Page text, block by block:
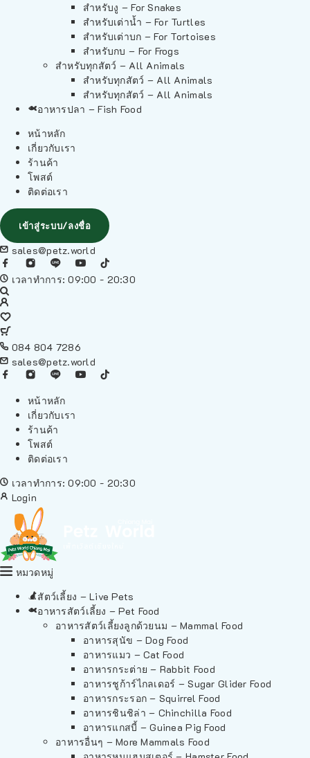
สำหรับงู – For Snakes
สำหรับเต่าน้ำ – For Turtles
สำหรับเต่าบก – For Tortoises
สำหรับกบ – For Frogs
สำหรับทุกสัตว์ – All Animals
สำหรับทุกสัตว์ – All Animals
สำหรับทุกสัตว์ – All Animals
อาหารปลา – Fish Food
หน้าหลัก
เกี่ยวกับเรา
ร้านค้า
โพสต์
ติดต่อเรา
เข้าสู่ระบบ/ลงชื่อ
sales@petz.world
เวลาทำการ: 09:00 - 20:30
084 804 7286
sales@petz.world
หน้าหลัก
เกี่ยวกับเรา
ร้านค้า
โพสต์
ติดต่อเรา
เวลาทำการ: 09:00 - 20:30
Login
หมวดหมู่
สัตว์เลี้ยง – Live Pets
อาหารสัตว์เลี้ยง – Pet Food
อาหารสัตว์เลี้ยงลูกด้วยนม – Mammal Food
อาหารสุนัข – Dog Food
อาหารแมว – Cat Food
อาหารกระต่าย – Rabbit Food
อาหารชูก้าร์ไกลเดอร์ – Sugar Glider Food
อาหารกระรอก – Squirrel Food
อาหารชินชิล่า – Chinchilla Food
อาหารแกสบี้ – Guinea Pig Food
อาหารอื่นๆ – More Mammals Food